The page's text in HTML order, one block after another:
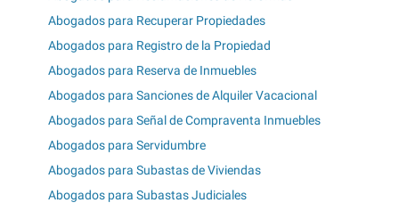
Abogados para Recuperar Propiedades
Abogados para Registro de la Propiedad
Abogados para Reserva de Inmuebles
Abogados para Sanciones de Alquiler Vacacional
Abogados para Señal de Compraventa Inmuebles
Abogados para Servidumbre
Abogados para Subastas de Viviendas
Abogados para Subastas Judiciales